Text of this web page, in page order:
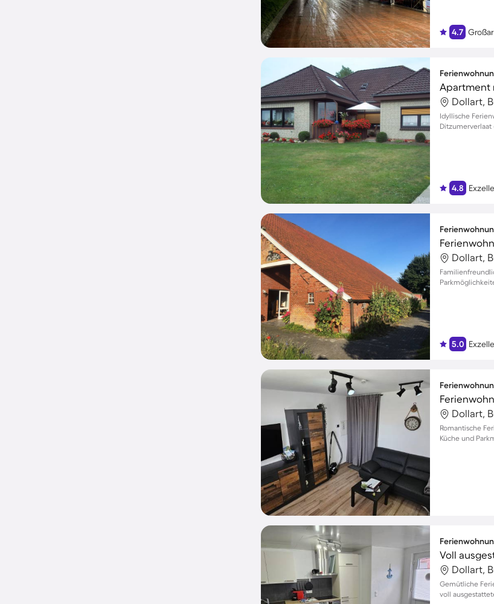
4.7
Apartment
Dollart,
Idyllische
Ditzumerverlaat
4.8
Dollart,
5.0
Dollart,
Romantische
Küche und
Voll
Dollart,
Gemütliche
voll